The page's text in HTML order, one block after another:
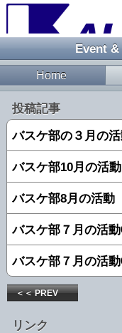
Event
Home
投稿記事
バスケ部の３月の
バスケ部10月の活動
バスケ部8月の活動
バスケ部７月の活
バスケ部７月の活
＜＜ PREV
リンク